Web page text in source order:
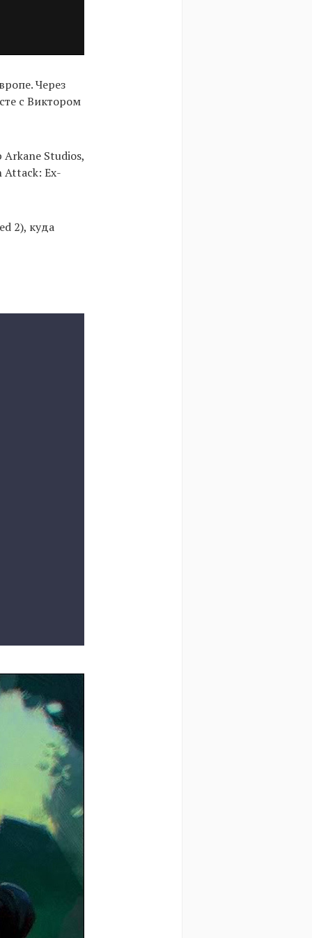
Через
с Виктором
Studios,
Attack: Ex-
2), куда